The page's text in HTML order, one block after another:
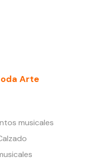
Arte
musicales